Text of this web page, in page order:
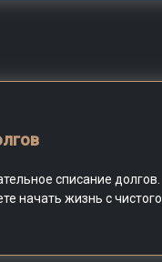
списание долгов.
начать жизнь с чистого